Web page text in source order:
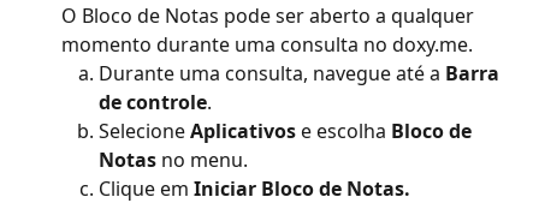
O Bloco de Notas pode ser aberto a qualquer
momento durante uma consulta no doxy.me.
Durante uma consulta, navegue até a Barra
de controle.
Selecione Aplicativos e escolha Bloco de
Notas no menu.
Clique em Iniciar Bloco de Notas.